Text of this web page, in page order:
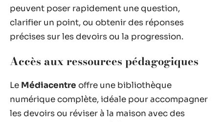
peuvent poser rapidement une question,
clarifier un point, ou obtenir des réponses
précises sur les devoirs ou la progression.
Accès aux ressources pédagogiques
Le Médiacentre offre une bibliothèque
numérique complète, idéale pour accompagner
les devoirs ou réviser à la maison avec des